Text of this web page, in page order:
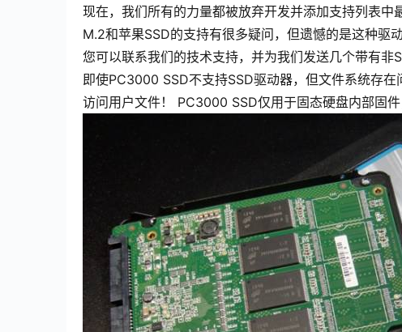
现在，我们所有的力量都被放弃开发并添加支持列表
M.2和苹果SSD的支持有很多疑问，但遗憾的是这种驱
您可以联系我们的技术支持，并为我们发送几个带有非
即使PC3000 SSD不支持SSD驱动器，但文件系统存
访问用户文件！ PC3000 SSD仅用于固态硬盘内部固